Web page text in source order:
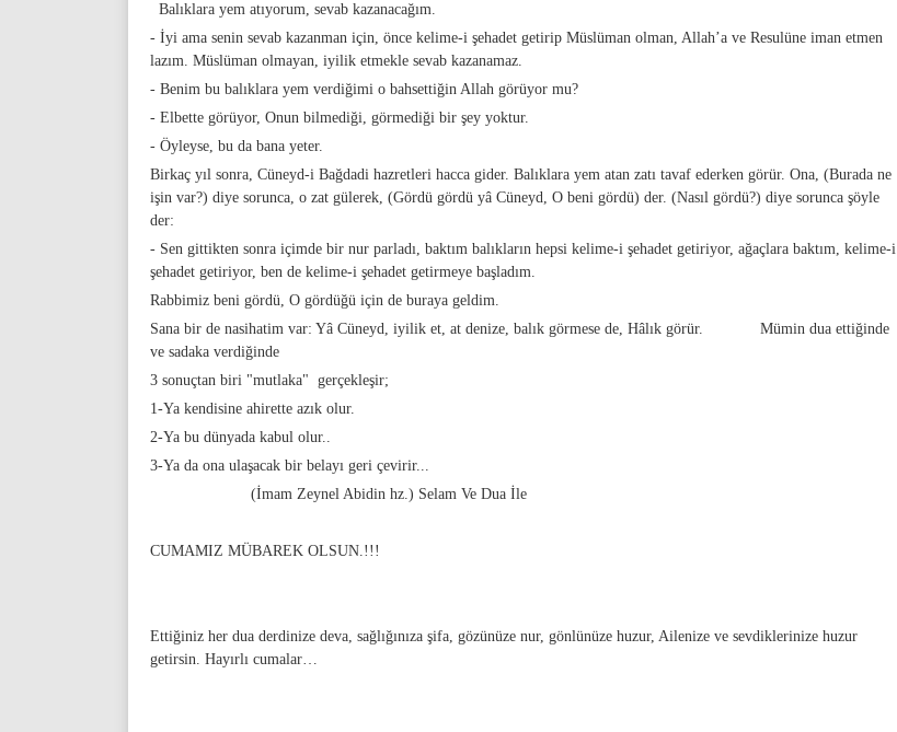
Balıklara yem atıyorum, sevab kazanacağım.
- İyi ama senin sevab kazanman için, önce kelime-i şehadet getirip Müslüman olman, Allah’a ve Resulüne iman etmen
lazım. Müslüman olmayan, iyilik etmekle sevab kazanamaz.
- Benim bu balıklara yem verdiğimi o bahsettiğin Allah görüyor mu?
- Elbette görüyor, Onun bilmediği, görmediği bir şey yoktur.
- Öyleyse, bu da bana yeter.
Birkaç yıl sonra, Cüneyd-i Bağdadi hazretleri hacca gider. Balıklara yem atan zatı tavaf ederken görür. Ona, (Burada ne
işin var?) diye sorunca, o zat gülerek, (Gördü gördü yâ Cüneyd, O beni gördü) der. (Nasıl gördü?) diye sorunca şöyle
der:
- Sen gittikten sonra içimde bir nur parladı, baktım balıkların hepsi kelime-i şehadet getiriyor, ağaçlara baktım, kelime-i
şehadet getiriyor, ben de kelime-i şehadet getirmeye başladım.
Rabbimiz beni gördü, O gördüğü için de buraya geldim.
Sana bir de nasihatim var: Yâ Cüneyd, iyilik et, at denize, balık görmese de, Hâlık görür. Mümin dua ettiğinde
ve sadaka verdiğinde
3 sonuçtan biri "mutlaka" gerçekleşir;
1-Ya kendisine ahirette azık olur.
2-Ya bu dünyada kabul olur..
3-Ya da ona ulaşacak bir belayı geri çevirir...
(İmam Zeynel Abidin hz.) Selam Ve Dua İle
CUMAMIZ MÜBAREK OLSUN.!!!
Ettiğiniz her dua derdinize deva, sağlığınıza şifa, gözünüze nur, gönlünüze huzur, Ailenize ve sevdiklerinize huzur
getirsin. Hayırlı cumalar…